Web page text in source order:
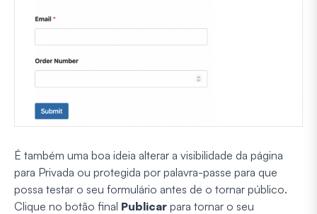
É também uma boa ideia alterar a visibilidade da página
para Privada ou protegida por palavra-passe para que
possa testar o seu formulário antes de o tornar público.
Clique no botão final Publicar para tornar o seu